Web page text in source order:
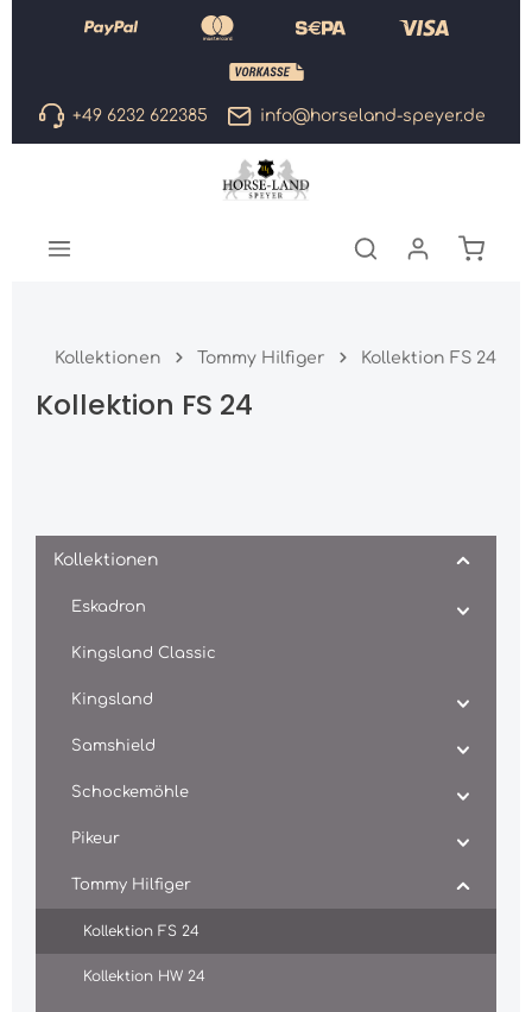
Zum Hauptinhalt springen
+49 6232 622385 info@horseland-speyer.de
Kollektionen Tommy Hilfiger Kollektion FS 24
Kollektion FS 24
Kollektionen
Eskadron
Kingsland Classic
Kingsland
Samshield
Schockemöhle
Pikeur
Tommy Hilfiger
Kollektion FS 24
Kollektion HW 24